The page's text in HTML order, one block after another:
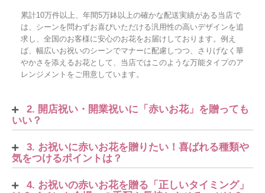
累計10万件以上、年間5万鉢以上の確かな配送実績がある当店で
は、シーンを問わずお喜びいただける汎用性の高いデザインを追
求し、全国のお客様に安心のお花をお届けしております。例え
ば、幅広いお祝いのシーンでマナーに配慮しつつ、さりげなく華
やかさを添えるお花として、当店ではこのような万能タイプのア
レンジメントをご用意しています。
2. 開店祝い・開業祝いに「赤いお花」を贈っても
いい？
3. お祝いに赤いお花を贈りたい！喜ばれる種類や
気をつけるポイントは？
4. お祝いの赤いお花を贈る「正しいタイミング」